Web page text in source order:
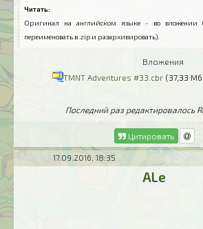
Читать:
Оригинал на английском языке - во вложении
переименовать в .zip и разархивировать).
Вложения
TMNT Adventures #33.cbr(37,33
Последний раз редактировалось
Цитировать
17.09.2016, 18:35
ALe